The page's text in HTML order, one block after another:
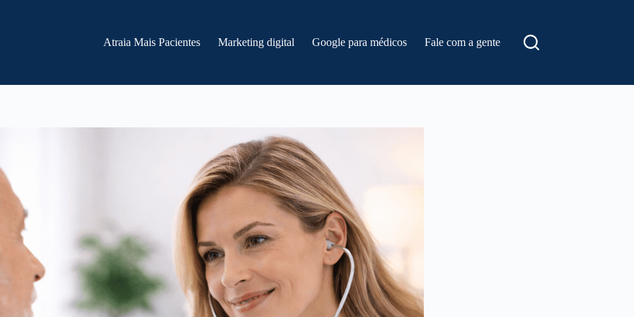
Atraia Mais Pacientes Marketing digital Google para médicos Fale com a gente